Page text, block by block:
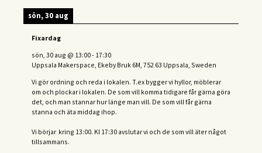
sön, 30 aug
Fixardag
sön, 30 aug @ 13:00- 17:30
Uppsala Makerspace, Ekeby Bruk 6M, 752 63 Uppsala, Sweden
Vi gör ordning och reda i lokalen. T.ex bygger vi hyllor, möblerar
om och plockar i lokalen. De som vill komma tidigare får gärna göra
det, och man stannar hur länge man vill. De som vill får gärna
stanna och äta middag ihop.
Vi börjar kring 13:00. Kl 17:30 avslutar vi och de som vill äter något
tillsammans.